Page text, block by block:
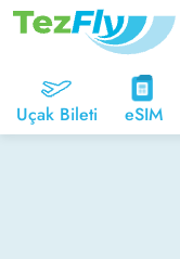
Uçak Bileti eSIM